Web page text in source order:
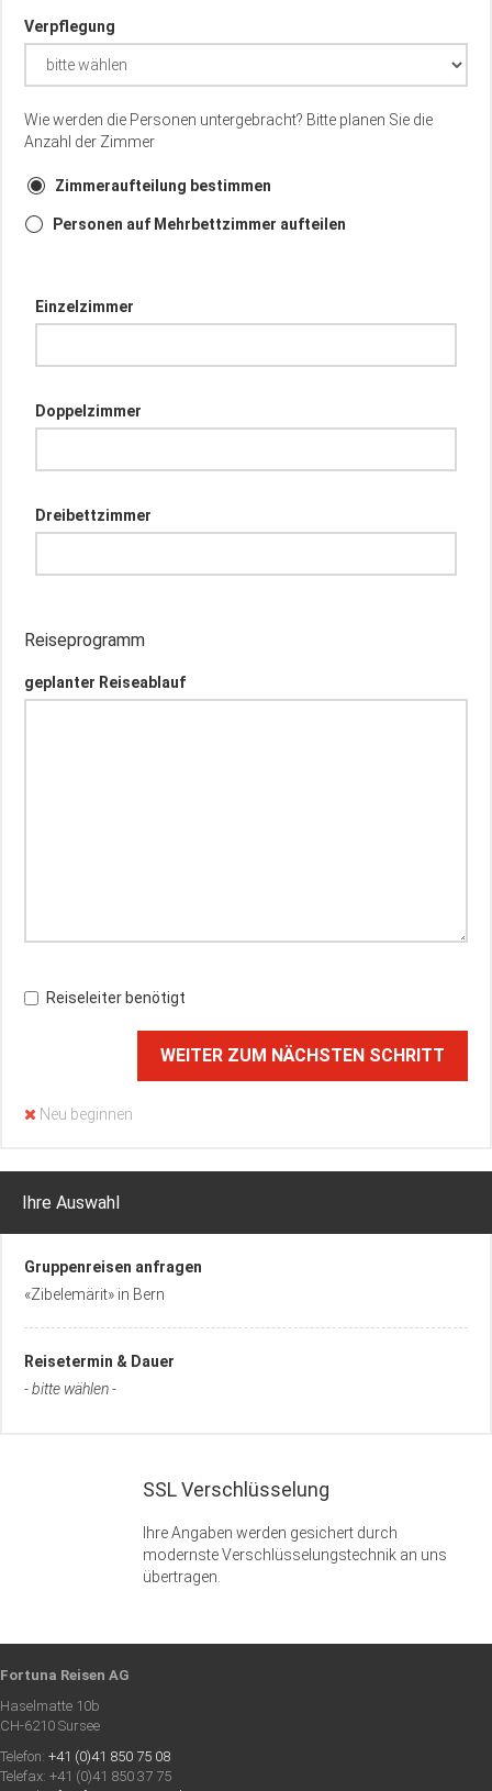
Verpflegung
Wie werden die Personen untergebracht? Bitte planen Sie die
Anzahl der Zimmer
Zimmeraufteilung bestimmen
Personen auf Mehrbettzimmer aufteilen
Einzelzimmer
Doppelzimmer
Dreibettzimmer
Reiseprogramm
geplanter Reiseablauf
Reiseleiter benötigt
WEITER ZUM NÄCHSTEN SCHRITT
Neu beginnen
Ihre Auswahl
Gruppenreisen anfragen
«Zibelemärit» in Bern
Reisetermin & Dauer
- bitte wählen -
SSL Verschlüsselung
Ihre Angaben werden gesichert durch
modernste Verschlüsselungstechnik an uns
übertragen.
Fortuna Reisen AG
Haselmatte 10b
CH-6210 Sursee
Telefon: +41 (0)41 850 75 08
Telefax: +41 (0)41 850 37 75